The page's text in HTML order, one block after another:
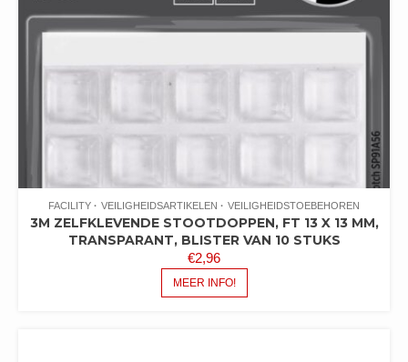
FACILITY VEILIGHEIDSARTIKELEN VEILIGHEIDSTOEBEHOREN
3M ZELFKLEVENDE STOOTDOPPEN, FT 13 X 13 MM,
TRANSPARANT, BLISTER VAN 10 STUKS
€2,96
MEER INFO!